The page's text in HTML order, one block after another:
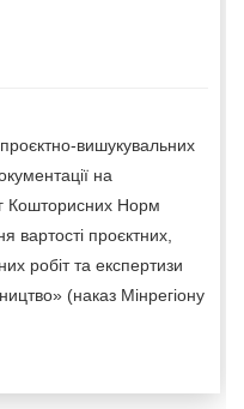
вишукувальних
на
Кошторисних Норм
вартості проєктних,
робіт та експертизи
(наказ Мінрегіону